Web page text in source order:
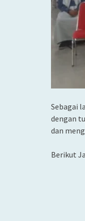
Sebagai
dengan
dan
Berikut